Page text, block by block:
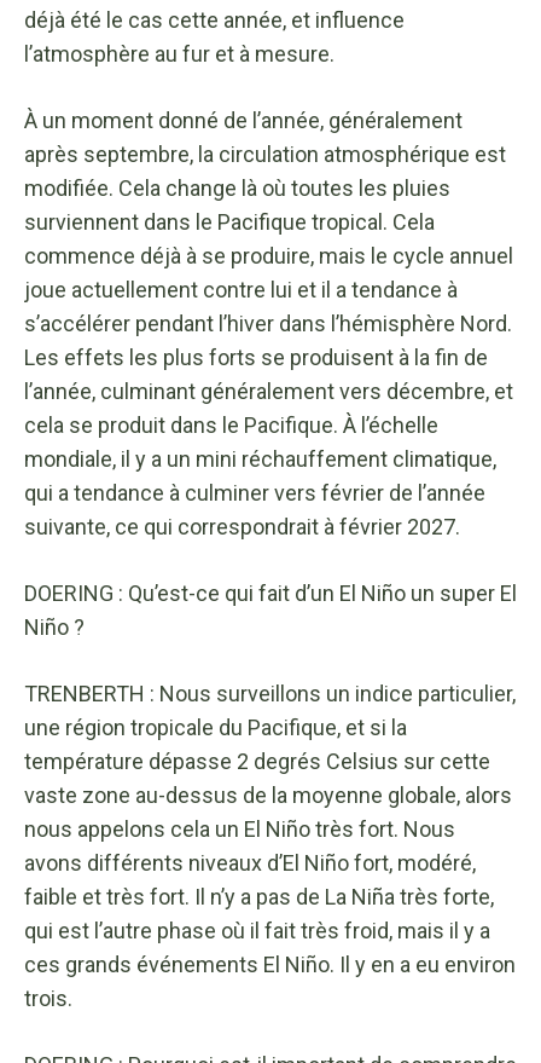
déjà été le cas cette année, et influence
l’atmosphère au fur et à mesure.
À un moment donné de l’année, généralement
après septembre, la circulation atmosphérique est
modifiée. Cela change là où toutes les pluies
surviennent dans le Pacifique tropical. Cela
commence déjà à se produire, mais le cycle annuel
joue actuellement contre lui et il a tendance à
s’accélérer pendant l’hiver dans l’hémisphère Nord.
Les effets les plus forts se produisent à la fin de
l’année, culminant généralement vers décembre, et
cela se produit dans le Pacifique. À l’échelle
mondiale, il y a un mini réchauffement climatique,
qui a tendance à culminer vers février de l’année
suivante, ce qui correspondrait à février 2027.
DOERING : Qu’est-ce qui fait d’un El Niño un super El
Niño ?
TRENBERTH : Nous surveillons un indice particulier,
une région tropicale du Pacifique, et si la
température dépasse 2 degrés Celsius sur cette
vaste zone au-dessus de la moyenne globale, alors
nous appelons cela un El Niño très fort. Nous
avons différents niveaux d’El Niño fort, modéré,
faible et très fort. Il n’y a pas de La Niña très forte,
qui est l’autre phase où il fait très froid, mais il y a
ces grands événements El Niño. Il y en a eu environ
trois.